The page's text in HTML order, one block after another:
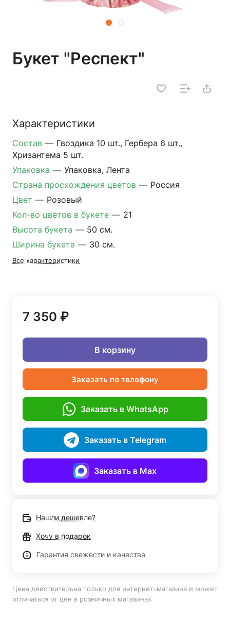
Букет "Респект"
Характеристики
Состав — Гвоздика 10 шт., Гербера 6 шт.,
Хризантема 5 шт.
Упаковка — Упаковка, Лента
Страна просхождения цветов — Россия
Цвет — Розовый
Кол-во цветов в букете — 21
Высота букета — 50 см.
Ширина букета — 30 см.
Все характеристики
7 350 ₽
В корзину
Заказать по телефону
Заказать в WhatsApp
Заказать в Telegram
Заказать в Max
Нашли дешевле?
Хочу в подарок
Гарантия свежести и качества
Цена действительна только для интернет-магазина и может
отличаться от цен в розничных магазинах